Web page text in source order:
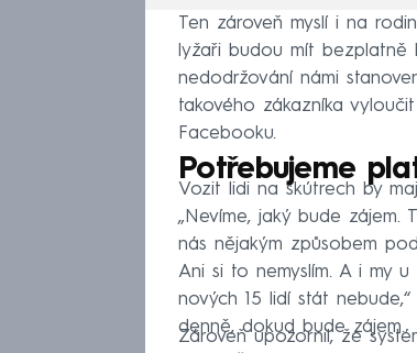
Ten zároveň myslí i na
lyžaři budou mít bezplatně
nedodržování námi
takového zákazníka
Facebooku.
Potřebujeme
Vozit lidi na skútrech by
„Nevíme, jaký bude
nás nějakým způsobem
Ani si to nemyslím. A i my
nových 15 lidí stát
denně, dokud bude zájem.
Zároveň upozornil, že